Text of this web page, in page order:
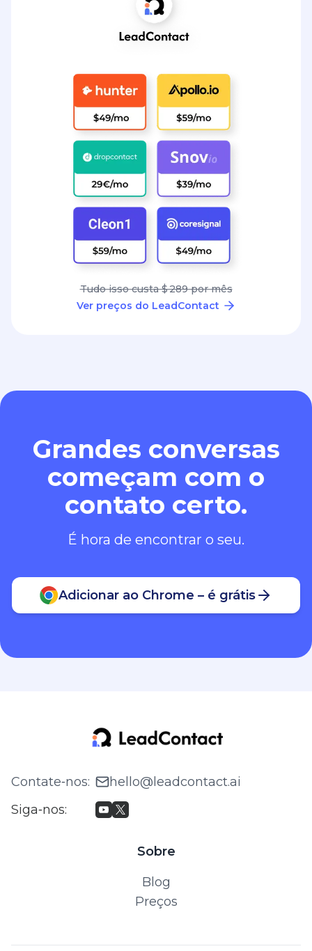
Tudo isso custa $ 289 por mês
Ver preços do LeadContact
Grandes conversas
começam com o
contato certo.
É hora de encontrar o seu.
Adicionar ao Chrome – é grátis
Contate‑nos:
hello@leadcontact.ai
Siga‑nos:
Sobre
Blog
Preços